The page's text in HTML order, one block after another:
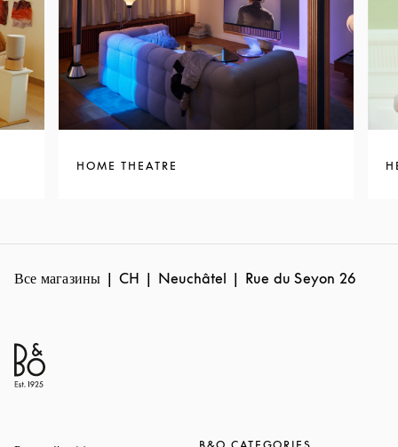
HOME THEATRE
Все магазины CH Neuchâtel Rue du Seyon 26